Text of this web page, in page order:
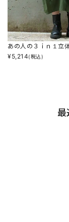
あの人の３ｉｎ１立
¥5,214(税込)
最